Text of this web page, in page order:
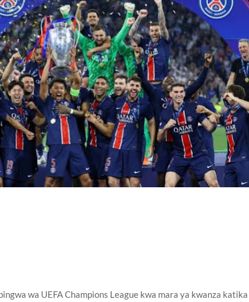
wa UEFA Champions League kwa mara ya kwanza katika